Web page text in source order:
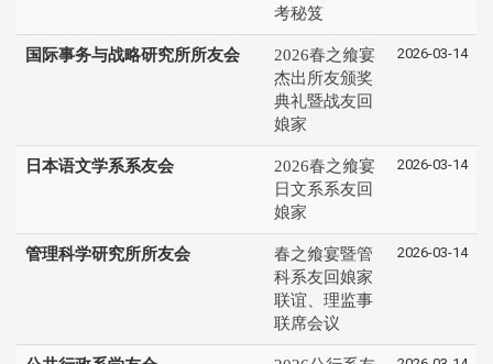
考秘笈
国际事务与战略研究所所友会
2026春之飨宴
杰出所友颁奖
典礼暨战友回
娘家
2026-03-14
日本语文学系系友会
2026春之飨宴
日文系系友回
娘家
2026-03-14
管理科学研究所所友会
春之飨宴暨管
科系友回娘家
联谊、理监事
联席会议
2026-03-14